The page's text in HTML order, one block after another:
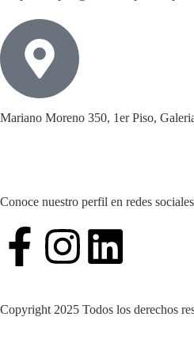
Mariano Moreno 350, 1er Piso,
Conoce nuestro perfil en redes sociales
Copyright 2025 Todos los derechos